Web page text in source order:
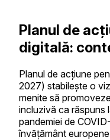
Planul de
digitală:
Planul de acțiune
2027) stabilește o
menite să
incluzivă ca răspuns
pandemiei de
învățământ